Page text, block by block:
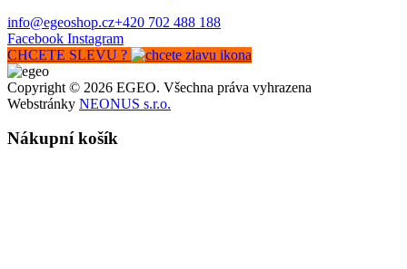
info@egeoshop.cz+420 702 488 188
Facebook Instagram
CHCETE SLEVU ?
Copyright © 2026 EGEO. Všechna práva vyhrazena
Webstránky NEONUS s.r.o.
Nákupní košík